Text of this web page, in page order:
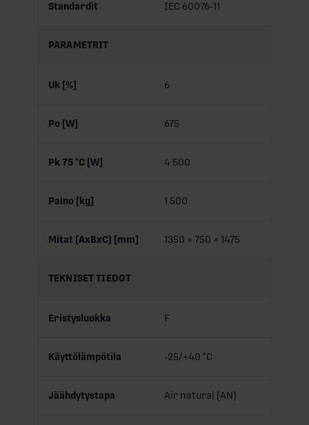
Standardit IEC 60076-11
PARAMETRIT
Uk [%] 6
Po [W] 675
Pk 75 °C [W] 4 500
Paino [kg] 1 500
Mitat (AxBxC) [mm] 1350 × 750 × 1475
TEKNISET TIEDOT
Eristysluokka F
Käyttölämpötila -25/+40 °C
Jäähdytystapa Air natural (AN)